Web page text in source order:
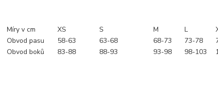
Míry v cm XS S M L
Obvod pasu
58-63 63-68 68-73 73-78
Obvod boků
83-88 88-93 93-98 98-103